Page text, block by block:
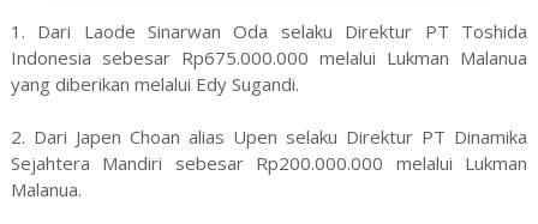
1. Dari Laode Sinarwan Oda selaku Direktur PT Toshida
Indonesia sebesar Rp675.000.000 melalui Lukman Malanua
yang diberikan melalui Edy Sugandi.
2. Dari Japen Choan alias Upen selaku Direktur PT Dinamika
Sejahtera Mandiri sebesar Rp200.000.000 melalui Lukman
Malanua.